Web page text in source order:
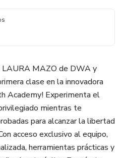
LAURA MAZO de DWA y
clase en la innovadora
Academy! Experimenta el
mientras te
para alcanzar la libertad
acceso exclusivo al equipo,
herramientas prácticas y